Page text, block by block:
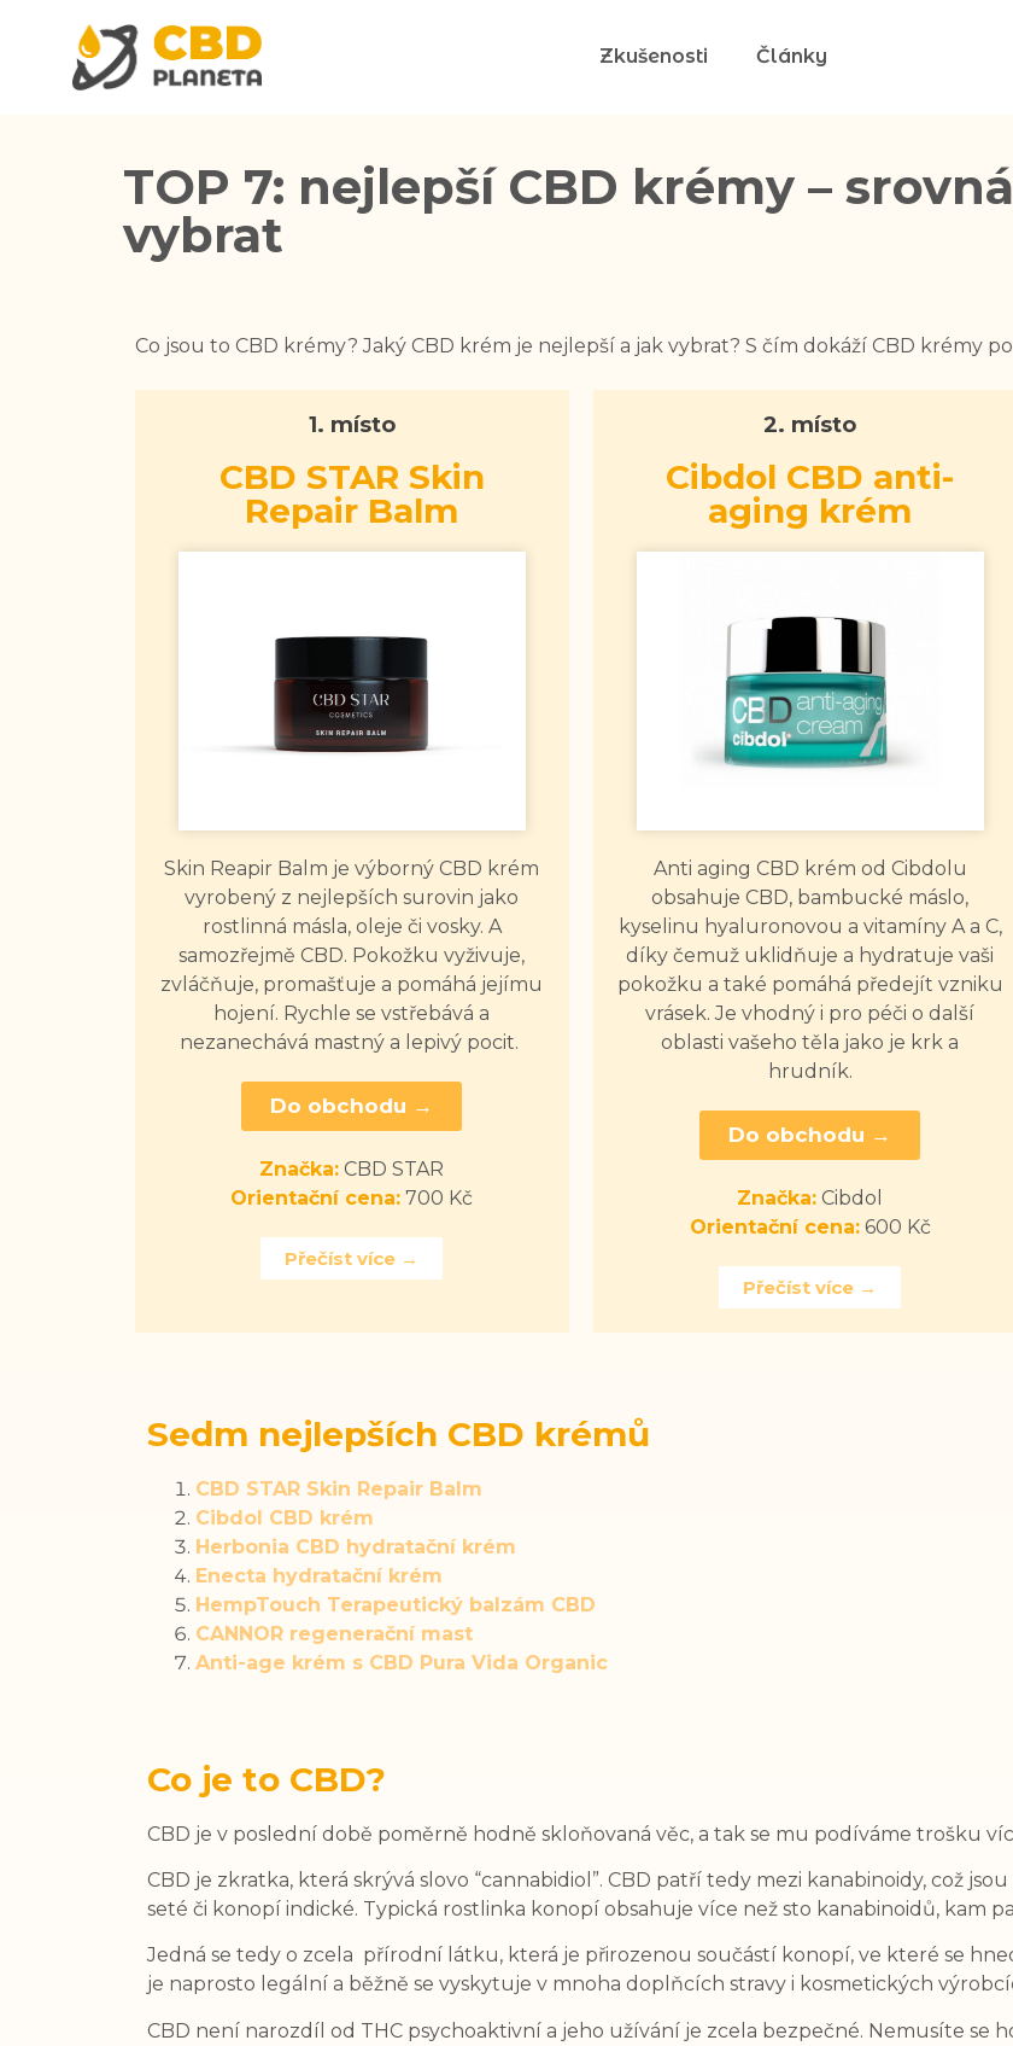
Zkušenosti Články
TOP 7: nejlepší CBD krémy –
vybrat
Co jsou to CBD krémy? Jaký CBD krém je nejlepší a jak vybrat? S čím dokáží CBD krémy
1. místo
CBD STAR Skin
Repair Balm
Skin Reapir Balm je výborný CBD krém
vyrobený z nejlepších surovin jako
rostlinná másla, oleje či vosky. A
samozřejmě CBD. Pokožku vyživuje,
zvláčňuje, promašťuje a pomáhá jejímu
hojení. Rychle se vstřebává a
nezanechává mastný a lepivý pocit.
Do obchodu →
Značka: CBD STAR
Orientační cena: 700 Kč
Přečíst více →
2. místo
Cibdol CBD anti-
aging krém
Anti aging CBD krém od Cibdolu
obsahuje CBD, bambucké máslo,
kyselinu hyaluronovou a vitamíny A a C,
díky čemuž uklidňuje a hydratuje vaši
pokožku a také pomáhá předejít vzniku
vrásek. Je vhodný i pro péči o další
oblasti vašeho těla jako je krk a
hrudník.
Do obchodu →
Značka: Cibdol
Orientační cena:600 Kč
Přečíst více →
Sedm nejlepších CBD krémů
CBD STAR Skin Repair Balm
Cibdol CBD krém
Herbonia CBD hydratační krém
Enecta hydratační krém
HempTouch Terapeutický balzám CBD
CANNOR regenerační mast
Anti-age krém s CBD Pura Vida Organic
Co je to CBD?
CBD je v poslední době poměrně hodně skloňovaná věc, a tak se mu podíváme trošku
CBD je zkratka, která skrývá slovo “cannabidiol”. CBD patří tedy mezi kanabinoidy, což
seté či konopí indické. Typická rostlinka konopí obsahuje více než sto kanabinoidů, kam
Jedná se tedy o zcela přírodní látku, která je přirozenou součástí konopí, ve které se
je naprosto legální a běžně se vyskytuje v mnoha doplňcích stravy i kosmetických
CBD není narozdíl od THC psychoaktivní a jeho užívání je zcela bezpečné. Nemusíte se